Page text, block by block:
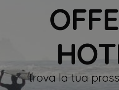
trova la tua